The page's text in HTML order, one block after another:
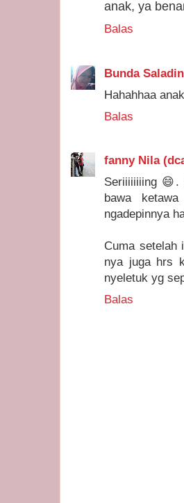
anak, ya
Balas
Bunda Saladin
Hahahhaa
Balas
fanny Nila
Seriiiiiiiing 😄.
bawa
ngadepinnya
Cuma setelah
nya juga hrs
nyeletuk yg
Balas